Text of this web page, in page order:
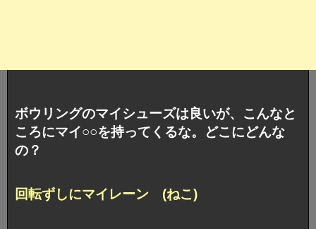
ボウリングのマイシューズは良いが、こんなと
ころにマイ○○を持ってくるな。どこにどんな
の？
回転ずしにマイレーン (ねこ)